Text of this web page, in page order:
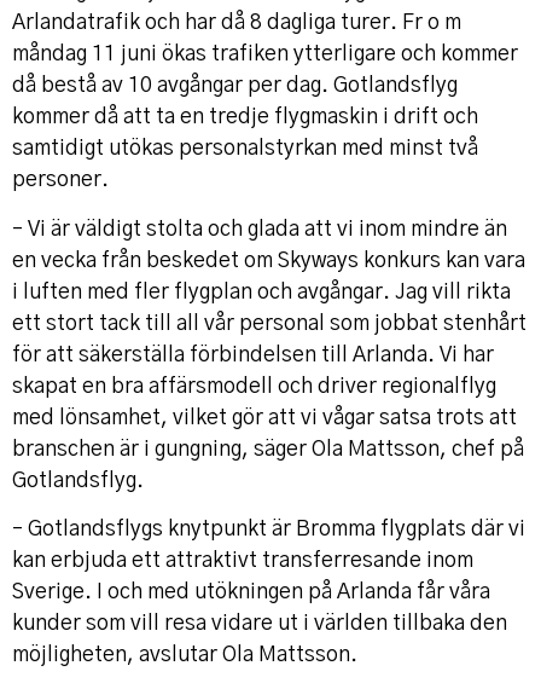
Arlandatrafik och har då 8 dagliga turer. Fr o m
måndag 11 juni ökas trafiken ytterligare och kommer
då bestå av 10 avgångar per dag. Gotlandsflyg
kommer då att ta en tredje flygmaskin i drift och
samtidigt utökas personalstyrkan med minst två
personer.
– Vi är väldigt stolta och glada att vi inom mindre än
en vecka från beskedet om Skyways konkurs kan vara
i luften med fler flygplan och avgångar. Jag vill rikta
ett stort tack till all vår personal som jobbat stenhårt
för att säkerställa förbindelsen till Arlanda. Vi har
skapat en bra affärsmodell och driver regionalflyg
med lönsamhet, vilket gör att vi vågar satsa trots att
branschen är i gungning, säger Ola Mattsson, chef på
Gotlandsflyg.
– Gotlandsflygs knytpunkt är Bromma flygplats där vi
kan erbjuda ett attraktivt transferresande inom
Sverige. I och med utökningen på Arlanda får våra
kunder som vill resa vidare ut i världen tillbaka den
möjligheten, avslutar Ola Mattsson.